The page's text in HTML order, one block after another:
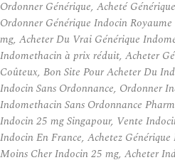
Ordonner Générique, Acheté
Ordonner Générique Indocin
mg, Acheter Du Vrai Générique
Indomethacin à prix réduit, Acheter
Coûteux, Bon Site Pour Acheter Du
Indocin Sans Ordonnance, Ordonner
Indomethacin Sans Ordonnance
Indocin 25 mg Singapour, Vente
Indocin En France, Achetez
Moins Cher Indocin 25 mg, Acheter